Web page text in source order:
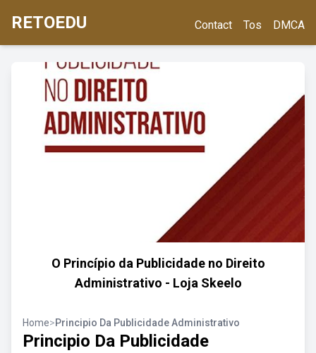
RETOEDU Contact Tos DMCA
O Princípio da Publicidade no Direito
Administrativo - Loja Skeelo
Home>Principio Da Publicidade Administrativo
Principio Da Publicidade